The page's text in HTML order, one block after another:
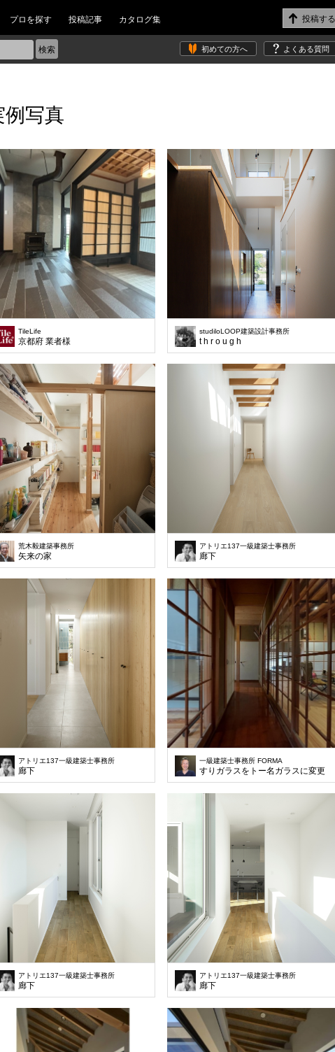
プロを探す 投稿記事 カタログ集
初めての方へ よくある質問
例写真
TileLife
京都府 業者様
studiloLOOP建築設計事務所
t h r o u g h
荒木毅建築事務所
矢来の家
アトリエ137一級建築士事務所
廊下
アトリエ137一級建築士事務所
廊下
一級建築士事務所 FORMA
すりガラスをトー名ガラスに変更
アトリエ137一級建築士事務所
廊下
アトリエ137一級建築士事務所
廊下